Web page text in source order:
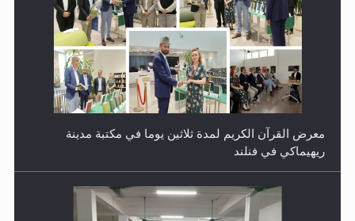
معرض القرآن الكريم لمدة ثلاثين يوما في مكتبة مدينة
ريهيماكي في فنلند